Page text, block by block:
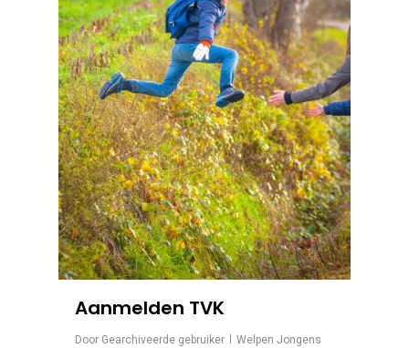
Aanmelden TVK
Door Gearchiveerde gebruiker Welpen Jongens